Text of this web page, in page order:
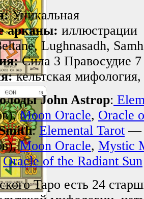
Уникальная
арканы: иллюстрации
Lughnasadh,
Сила 3 Правосудие 7
кельтская
John Astrop:
Moon Oracle, Oracle
:Elemental Tarot —
Moon Oracle, Mystic
Oracle of the Radiant Sun
Таро есть 24